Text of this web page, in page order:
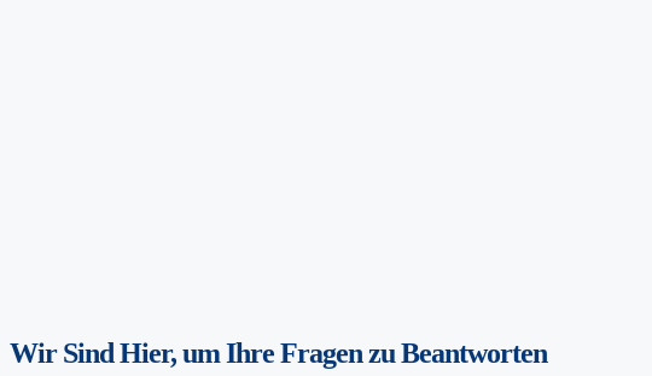
Wir Sind Hier, um Ihre Fragen zu Beantworten